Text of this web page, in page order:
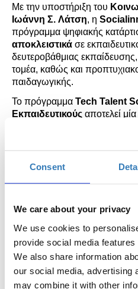
Consent
We care about your privacy
We use cookies to
provide social media
We also share information
our social media, advertising
may combine it with other
Με την υποστήριξη του
Ιωάννη Σ. Λάτση, η
πρόγραμμα ψηφιακής
αποκλειστικά σε
δευτεροβάθμιας
τομέα, καθώς και
παιδαγωγικής.
Το πρόγραμμα Tech Talent
Εκπαιδευτικούς αποτελεί μία
εξέλιξης των
δράση τους μέσα στην τάξη,
Επιπροσθέτως,το πρόγραμμα
της ψυχικής ανθεκτικότητας
Οι συμμετέχοντες του
πυλώνων του προγράμματος:
1. Ψηφιακές Δεξιότητες
2. Επαγγελματική